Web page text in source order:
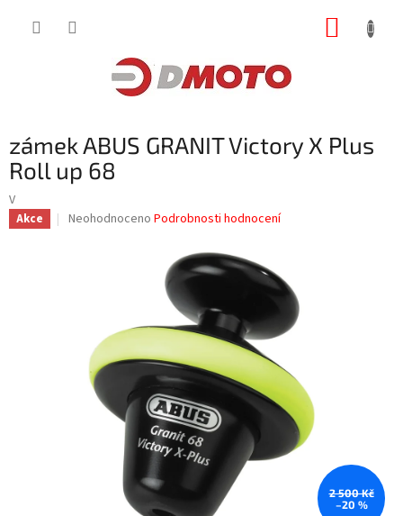
zámek ABUS GRANIT Victory X Plus
Roll up 68
V
Akce
Průměrné
hvězdiček.
Neohodnoceno Podrobnosti hodnocení
2 500 Kč
–20 %